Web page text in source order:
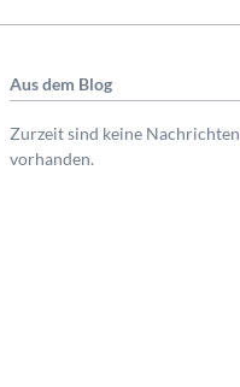
Aus dem Blog
Zurzeit sind keine Nachrichten
vorhanden.